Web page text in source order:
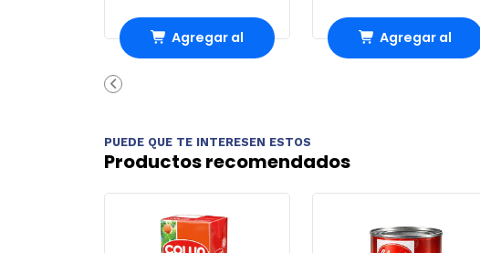
Agregar al Agregar al
PUEDE QUE TE INTERESEN ESTOS
Productos recomendados